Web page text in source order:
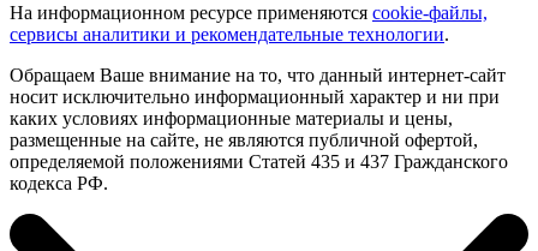
На информационном ресурсе применяются cookie-файлы,
сервисы аналитики и рекомендательные технологии.
Обращаем Ваше внимание на то, что данный интернет-сайт
носит исключительно информационный характер и ни при
каких условиях информационные материалы и цены,
размещенные на сайте, не являются публичной офертой,
определяемой положениями Статей 435 и 437 Гражданского
кодекса РФ.